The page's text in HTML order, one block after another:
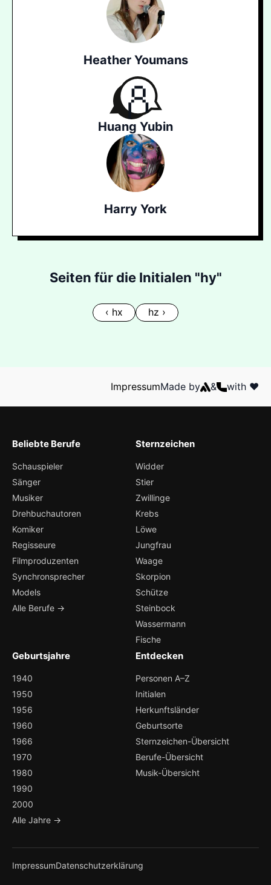
Heather Youmans
Huang Yubin
Harry York
Seiten für die Initialen "hy"
‹ hx hz ›
ImpressumMade by & with ❤️
Beliebte Berufe
Schauspieler
Sänger
Musiker
Drehbuchautoren
Komiker
Regisseure
Filmproduzenten
Synchronsprecher
Models
Alle Berufe →
Sternzeichen
Widder
Stier
Zwillinge
Krebs
Löwe
Jungfrau
Waage
Skorpion
Schütze
Steinbock
Wassermann
Fische
Geburtsjahre
1940
1950
1956
1960
1966
1970
1980
1990
2000
Alle Jahre →
Entdecken
Personen A–Z
Initialen
Herkunftsländer
Geburtsorte
Sternzeichen-Übersicht
Berufe-Übersicht
Musik-Übersicht
ImpressumDatenschutzerklärung